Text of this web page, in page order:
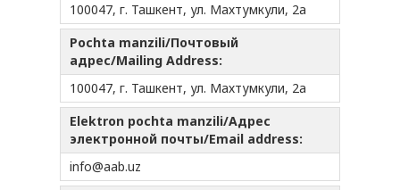
100047, г. Ташкент, ул. Махтумкули, 2а
Pochta manzili/Почтовый
адрес/Mailing Address:
100047, г. Ташкент, ул. Махтумкули, 2а
Elektron pochta manzili/Адрес
электронной почты/Email address:
info@aab.uz